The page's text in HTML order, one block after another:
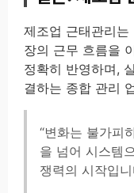
제조업 근태관리
장의 근무 흐름을
정확히 반영하며,
결하는 종합 관리
“변화는 불가피
을 넘어 시스템
쟁력의 시작입니